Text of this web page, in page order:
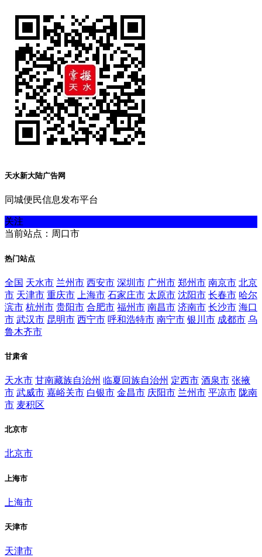
天水新大陆广告网
同城便民信息发布平台
关注
当前站点：周口市
热门站点
全国 天水市 兰州市 西安市 深圳市 广州市 郑州市 南京市 北京
市 天津市 重庆市 上海市 石家庄市 太原市 沈阳市 长春市 哈尔
滨市 杭州市 贵阳市 合肥市 福州市 南昌市 济南市 长沙市 海口
市 武汉市 昆明市 西宁市 呼和浩特市 南宁市 银川市 成都市 乌
鲁木齐市
甘肃省
天水市 甘南藏族自治州 临夏回族自治州 定西市 酒泉市 张掖
市 武威市 嘉峪关市 白银市 金昌市 庆阳市 兰州市 平凉市 陇南
市 麦积区
北京市
北京市
上海市
上海市
天津市
天津市